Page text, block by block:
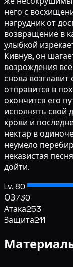
него с
нагрудник от
возвращение в
улыбкой
Кивнув, он
возрождения
снова
отправится в
окончится его
исполнять свой
крови и
нектар в
неумело
неказистая
дойти.
Lv. 80
ОЗ730
Атака253
Защита211